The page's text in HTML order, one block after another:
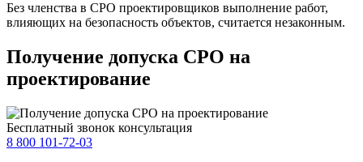
Без членства в СРО проектировщиков выполнение работ,
влияющих на безопасность объектов, считается незаконным.
Получение допуска СРО на
проектирование
Бесплатный звонок консультация
8 800 101-72-03